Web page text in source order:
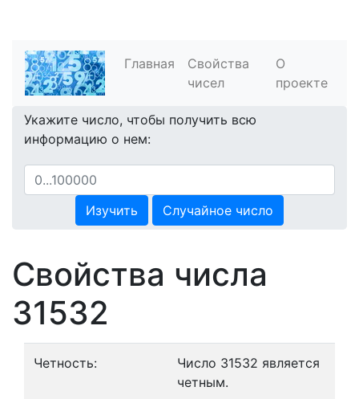
Главная
Свойства
чисел
О
проекте
Укажите число, чтобы получить всю
информацию о нем:
Изучить Случайное число
Свойства числа
31532
Четность:
Число 31532 является
четным.